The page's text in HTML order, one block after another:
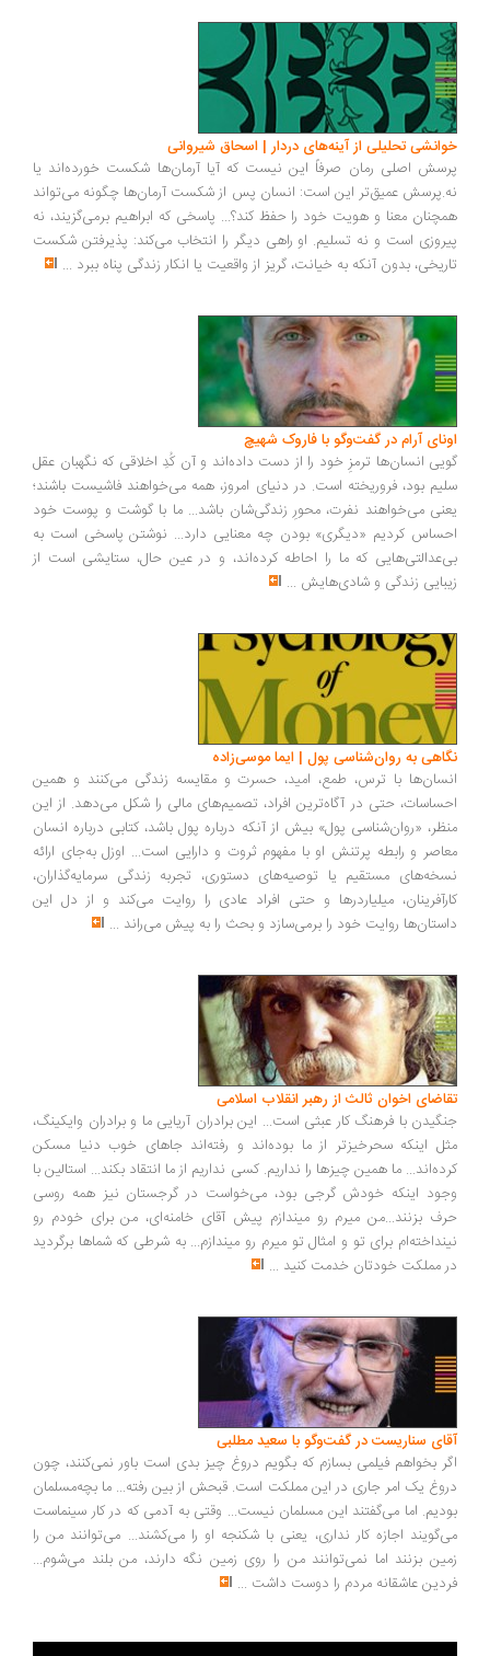
تحلیلی از آینه‌های دردار | اسحاق شیروانی
اصلی رمان صرفاً این نیست که آیا آرمان‌ها شکست خورده‌اند یا
عمیق‌تر این است: انسان پس از شکست آرمان‌ها چگونه می‌تواند
معنا و هویت خود را حفظ کند؟... پاسخی که ابراهیم برمی‌گزیند، نه
است و نه تسلیم. او راهی دیگر را انتخاب می‌کند: پذیرفتن شکست
بدون آنکه به خیانت، گریز از واقعیت یا انکار زندگی پناه ببرد...
آرام در گفت‌وگو با فاروک شهیچ‭
انسان‌ها ترمزِ خود را از دست داده‌اند و آن کُدِ اخلاقی که نگهبان عقل
بود، فروریخته است. در دنیای امروز، همه می‌خواهند فاشیست باشند؛
می‌خواهند نفرت، محورِ زندگی‌شان باشد... ما با گوشت و پوست خود
کردیم «دیگری» بودن چه معنایی دارد... نوشتن پاسخی است به
که ما را احاطه کرده‌اند، و در عین حال، ستایشی است از
زندگی و شادی‌هایش...
به روان‌شناسی پول | ایما موسی‌زاده
با ترس، طمع، امید، حسرت و مقایسه زندگی می‌کنند و همین
حتی در آگاه‌ترین افراد، تصمیم‌های مالی را شکل می‌دهد. از این
«روان‌شناسی پول» بیش از آنکه درباره پول باشد، کتابی درباره انسان
و رابطه پرتنش او با مفهوم ثروت و دارایی است... اوزل به‌جای ارائه
مستقیم یا توصیه‌های دستوری، تجربه زندگی سرمایه‌گذاران،
میلیاردرها و حتی افراد عادی را روایت می‌کند و از دل این
روایت خود را برمی‌سازد و بحث را به پیش می‌راند...
اخوان ثالث از رهبر انقلاب اسلامی
با فرهنگ کار عبثی است... این برادران آریایی ما و برادران وایکینگ،
اینکه سحرخیزتر از ما بوده‌اند و رفته‌اند جاهای خوب دنیا مسکن
ما همین چیزها را نداریم. کسی نداریم از ما انتقاد بکند... استالین با
اینکه خودش گرجی بود، می‌خواست در گرجستان نیز همه روسی
بزنند...من میرم رو میندازم پیش آقای خامنه‌ای، من برای خودم رو
برای تو و امثال تو میرم رو میندازم... به شرطی که شماها برگردید
مملکت خودتان خدمت کنید...
سناریست در گفت‌وگو با سعید مطلبی
بخواهم فیلمی بسازم که بگویم دروغ چیز بدی است باور نمی‌کنند، چون
یک امر جاری در این مملکت است. قبحش از بین رفته... ما بچه‌مسلمان
اما می‌گفتند این مسلمان نیست... وقتی به آدمی که در کار سینماست
اجازه کار نداری، یعنی با شکنجه او را می‌کشند... می‌توانند من را
بزنند اما نمی‌توانند من را روی زمین نگه دارند، من بلند می‌شوم...
عاشقانه مردم را دوست داشت ...